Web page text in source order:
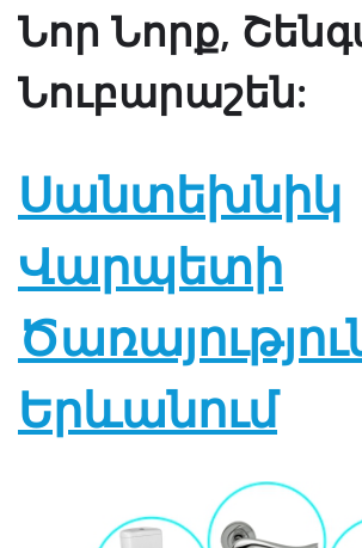
Նոր Նորք,
Նուբարաշեն:
Սանտեխնիկ
Վարպետի
Երևանում